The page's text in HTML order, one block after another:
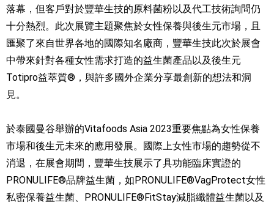
落幕，但客戶對於豐華生技的原料菌粉以及代工技術詢問仍
十分熱烈。此次展覽主題聚焦於女性保養與後生元市場，且
匯聚了來自世界各地的國際知名廠商，豐華生技此次於展會
中帶來針對各種女性需求打造的益生菌產品以及後生元
Totipro益萃質®，與許多國外企業分享最創新的想法和洞
見。
於泰國曼谷舉辦的Vitafoods Asia 2023重要焦點為女性保養
市場和後生元未來的應用發展。國際上女性市場的趨勢從不
消退，在展會期間，豐華生技展示了具功能臨床實證的
PRONULIFE®品牌益生菌，如PRONULIFE®VagProtect女性
私密保養益生菌、PRONULIFE®FitStay減脂纖體益生菌以及